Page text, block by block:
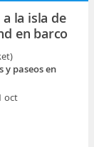
la isla de
en barco
y paseos en
oct